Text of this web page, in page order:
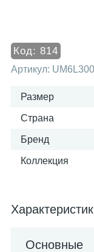
Код: 814
Артикул:
Размер
Страна
Бренд
Коллекция
Основные